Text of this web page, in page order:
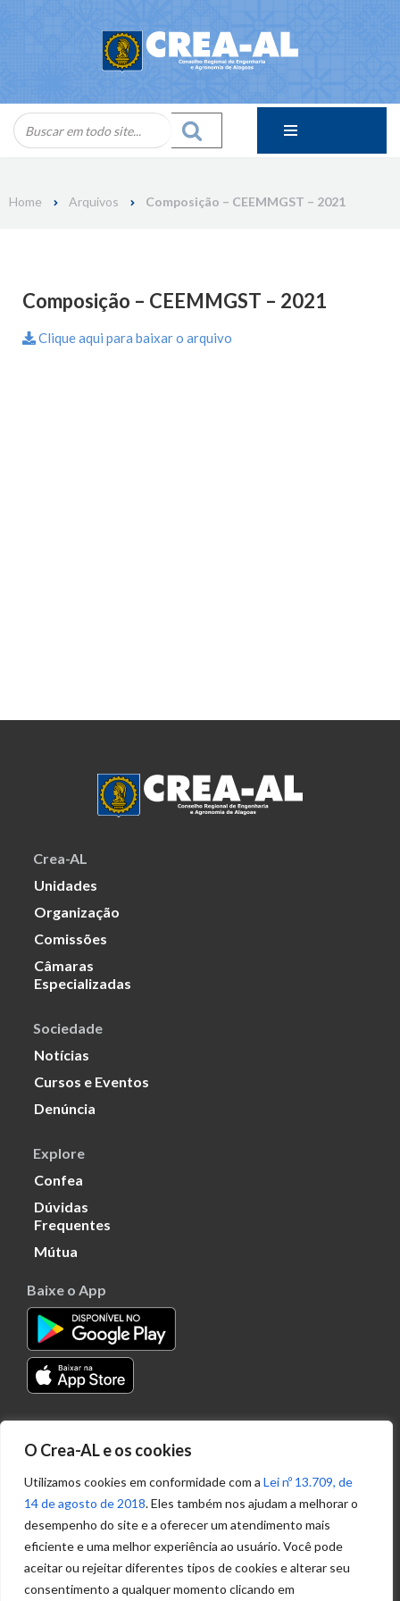
O Crea-AL e os cookies
Utilizamos cookies em conformidade com a Lei nº 13.709, de
14 de agosto de 2018. Eles também nos ajudam a melhorar o
desempenho do site e a oferecer um atendimento mais
eficiente e uma melhor experiência ao usuário. Você pode
aceitar ou rejeitar diferentes tipos de cookies e alterar seu
consentimento a qualquer momento clicando em
Home Arquivos Composição – CEEMMGST – 2021
Composição – CEEMMGST – 2021
Clique aqui para baixar o arquivo
Crea-AL
Unidades
Organização
Comissões
Câmaras
Especializadas
Sociedade
Notícias
Cursos e Eventos
Denúncia
Explore
Confea
Dúvidas
Frequentes
Mútua
Baixe o App
Transparência
Portal
Acesso à
Informação
Política de
Privacidade de